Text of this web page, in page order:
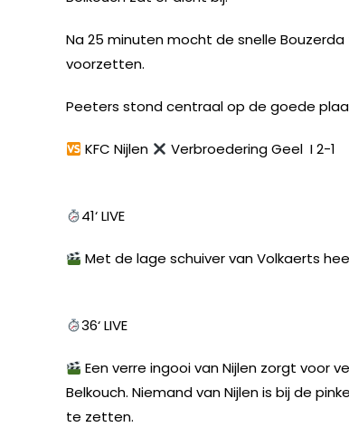
Na 25 minuten mocht de snelle Bouzerda
voorzetten.
Peeters stond centraal op de goede
KFC Nijlen Verbroedering Geel I 2-1
41‘ LIVE
Met de lage schuiver van Volkaerts
36‘ LIVE
Een verre ingooi van Nijlen zorgt voor
Belkouch. Niemand van Nijlen is bij de
te zetten.